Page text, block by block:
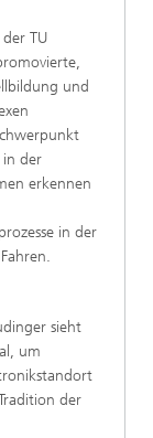
TU
und
in der
erkennen
in der
sieht
um
der